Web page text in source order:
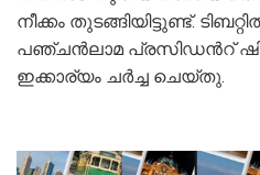
നീക്കം തുടങ്ങിയിട്ടുണ്ട്.
പഞ്ചൻലാമ പ്രസിഡൻറ് ഷി
ഇക്കാര്യം ചർച്ച ചെയ്തു.